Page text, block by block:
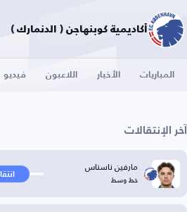
أكاديمية كوبنهاجن ( الدنمارك )
المباريات الأخبار اللاعبون فيديو
آخر الإنتقالات
مارفين ناسناس
خط وسط